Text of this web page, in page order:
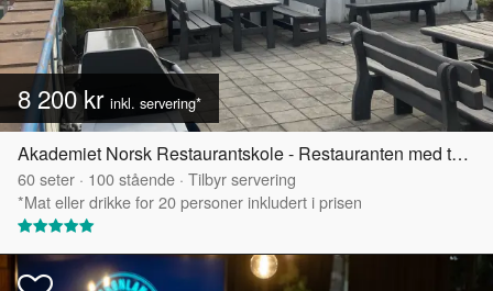
8 200 kr inkl. servering*
Akademiet Norsk Restaurantskole - Restauranten med takterrasse
60seter · 100stående · Tilbyr servering
*Mat eller drikke for 20 personer inkludert i prisen